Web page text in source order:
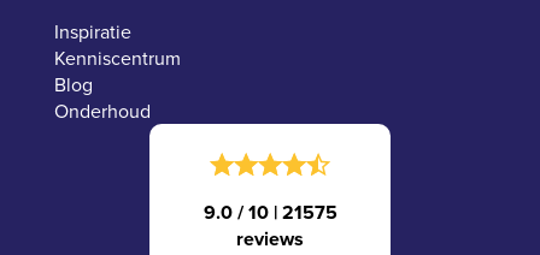
Inspiratie
Kenniscentrum
Blog
Onderhoud
9.0 / 10 |21575
reviews